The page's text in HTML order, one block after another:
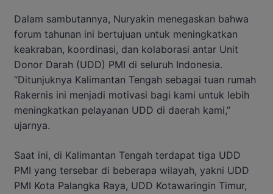
Dalam sambutannya, Nuryakin menegaskan bahwa
forum tahunan ini bertujuan untuk meningkatkan
keakraban, koordinasi, dan kolaborasi antar Unit
Donor Darah (UDD) PMI di seluruh Indonesia.
“Ditunjuknya Kalimantan Tengah sebagai tuan rumah
Rakernis ini menjadi motivasi bagi kami untuk lebih
meningkatkan pelayanan UDD di daerah kami,”
ujarnya.
Saat ini, di Kalimantan Tengah terdapat tiga UDD
PMI yang tersebar di beberapa wilayah, yakni UDD
PMI Kota Palangka Raya, UDD Kotawaringin Timur,